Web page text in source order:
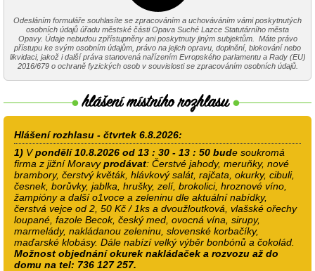
Odesláním formuláře souhlasíte se zpracováním a uchováváním vámi poskytnutých
osobních údajů úřadu městské části Opava Suché Lazce Statutárního města
Opavy. Údaje nebudou zpřístupněny ani poskytnuty jiným subjektům. Máte právo
přístupu ke svým osobním údajům, právo na jejich opravu, doplnění, blokování nebo
likvidaci, jakož i další práva stanovená nařízením Evropského parlamentu a Rady (EU)
2016/679 o ochraně fyzických osob v souvislosti se zpracováním osobních údajů.
Hlášení rozhlasu - čtvrtek 6.8.2026:
1) Vpondělí 10.8.2026 od 13 : 30 - 13 : 50 bude soukromá
firma z jižní Moravyprodávat: Čerstvé jahody, meruňky, nové
brambory, čerstvý květák, hlávkový salát, rajčata, okurky, cibuli,
česnek, borůvky, jablka, hrušky, zelí, brokolici, hroznové víno,
žampióny a další o1voce a zeleninu dle aktuální nabídky,
čerstvá vejce od 2, 50 Kč / 1ks a dvoužloutková, vlašské ořechy
loupané, fazole Becok, český med, ovocná vína, sirupy,
marmelády, nakládanou zeleninu, slovenské korbačíky,
maďarské klobásy. Dále nabízí velký výběr bonbónů a čokolád.
Možnost objednání okurek nakládaček a rozvozu až do
domu na tel: 736 127 257.